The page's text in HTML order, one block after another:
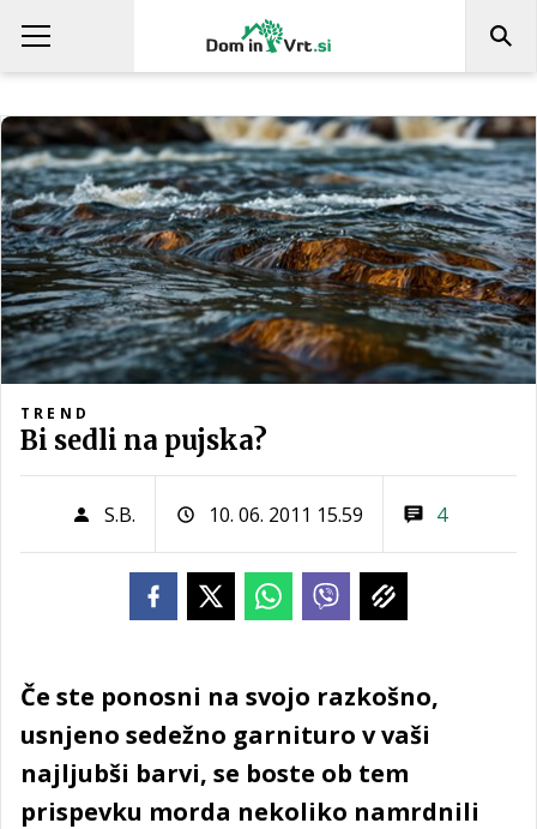
TREND
Bi sedli na pujska?
S.B. 10. 06. 2011 15.59 4
Če ste ponosni na svojo razkošno,
usnjeno sedežno garnituro v vaši
najljubši barvi, se boste ob tem
prispevku morda nekoliko namrdnili